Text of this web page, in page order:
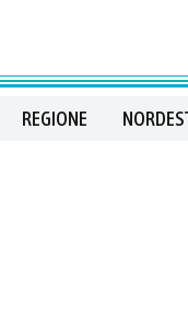
REGIONE